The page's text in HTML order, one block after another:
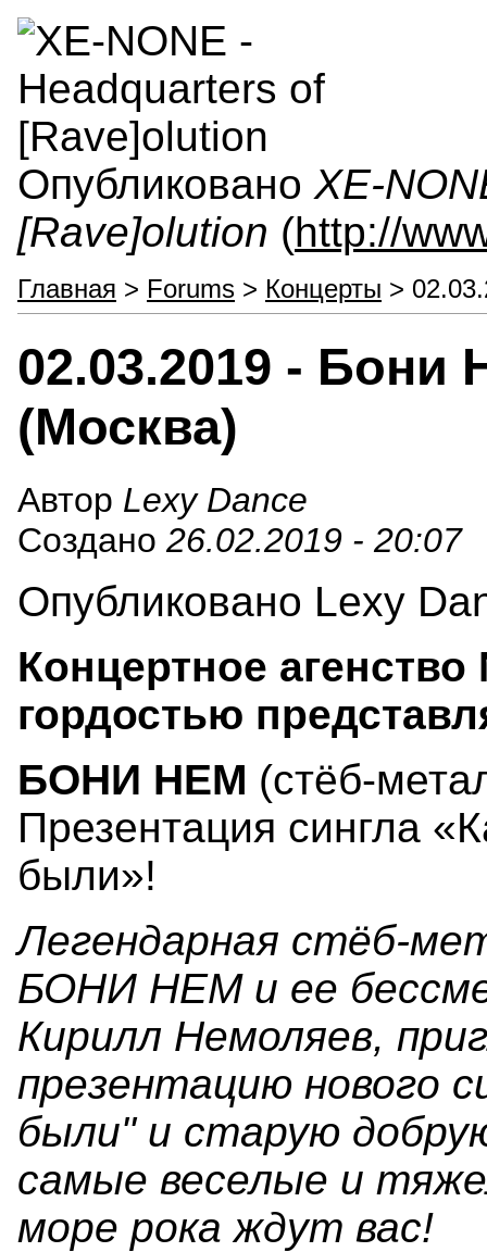
Опубликовано XE-
[Rave]olution (http://
Главная > Forums > Концерты >
02.03.2019 - Бони
(Москва)
Автор Lexy Dance
Создано 26.02.2019 - 20:07
Опубликовано Lexy
Концертное агенство
гордостью
БОНИ НЕМ (стёб-
Презентация сингла
были»!
Легендарная стёб-
БОНИ НЕМ и ее
Кирилл Немоляев,
презентацию нового
были" и старую
самые веселые и
море рока ждут вас!